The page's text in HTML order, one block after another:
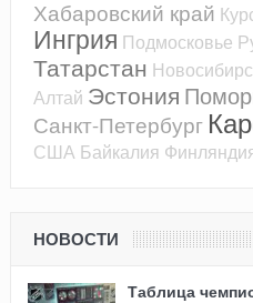
Хабаровский край
Ингрия Подмосковье
Татарстан
Алтай Эстония
Санкт-Петербург
США Байкалия
НОВОСТИ
Таблица